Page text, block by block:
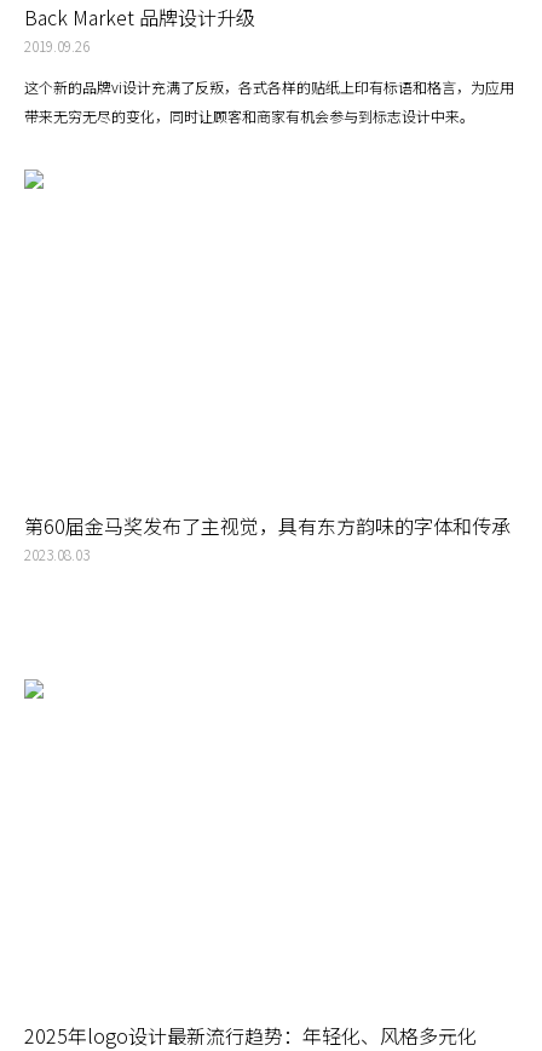
Back Market 品牌设计升级
2019.09.26
这个新的品牌vi设计充满了反叛，各式各样的贴纸上印有标语和格言，为应用
带来无穷无尽的变化，同时让顾客和商家有机会参与到标志设计中来。
第60届金马奖发布了主视觉，具有东方韵味的字体和传承
的马头标志，从中可以看到一个品牌的传承和创生
2023.08.03
2025年logo设计最新流行趋势：年轻化、风格多元化